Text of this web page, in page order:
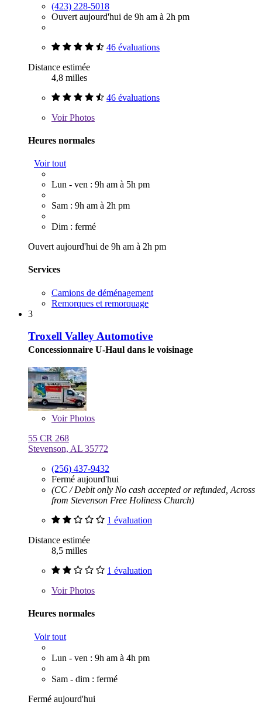
(423) 228-5018
Ouvert aujourd'hui de 9h am à 2h pm
46 évaluations
Distance estimée
4,8 milles
46 évaluations
VoirPhotos
Heures normales
Voir tout
Lun - ven : 9h am à 5h pm
Sam : 9h am à 2h pm
Dim : fermé
Ouvert aujourd'hui de 9h am à 2h pm
Services
Camions de déménagement
Remorques et remorquage
3
Troxell Valley Automotive
Concessionnaire U-Haul dans le voisinage
VoirPhotos
55 CR 268
Stevenson, AL 35772
(256) 437-9432
Fermé aujourd'hui
(CC / Debit only No cash accepted or refunded, Across
from Stevenson Free Holiness Church)
1 évaluation
Distance estimée
8,5 milles
1 évaluation
VoirPhotos
Heures normales
Voir tout
Lun - ven : 9h am à 4h pm
Sam - dim : fermé
Fermé aujourd'hui